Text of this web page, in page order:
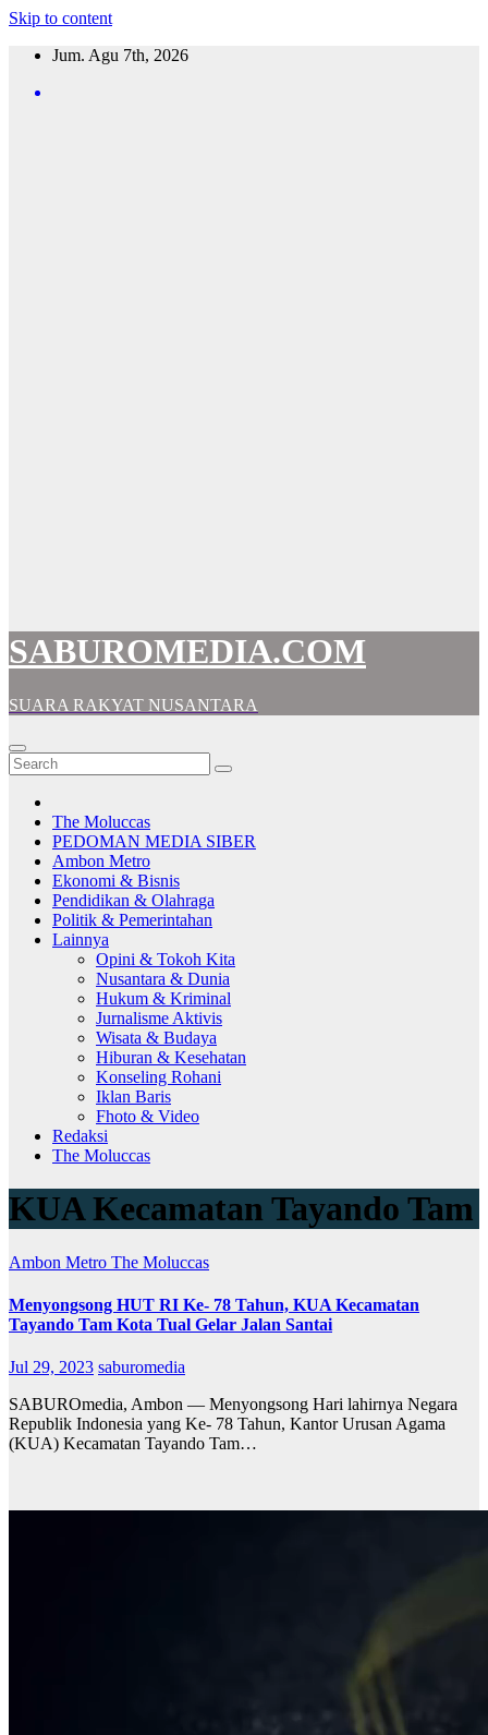
Skip to content
Jum. Agu 7th, 2026
SABUROMEDIA.COM
SUARA RAKYAT NUSANTARA
The Moluccas
PEDOMAN MEDIA SIBER
Ambon Metro
Ekonomi & Bisnis
Pendidikan & Olahraga
Politik & Pemerintahan
Lainnya
Opini & Tokoh Kita
Nusantara & Dunia
Hukum & Kriminal
Jurnalisme Aktivis
Wisata & Budaya
Hiburan & Kesehatan
Konseling Rohani
Iklan Baris
Fhoto & Video
Redaksi
The Moluccas
KUA Kecamatan Tayando Tam
Ambon Metro The Moluccas
Menyongsong HUT RI Ke- 78 Tahun, KUA Kecamatan
Tayando Tam Kota Tual Gelar Jalan Santai
Jul 29, 2023 saburomedia
SABUROmedia, Ambon — Menyongsong Hari lahirnya Negara
Republik Indonesia yang Ke- 78 Tahun, Kantor Urusan Agama
(KUA) Kecamatan Tayando Tam…